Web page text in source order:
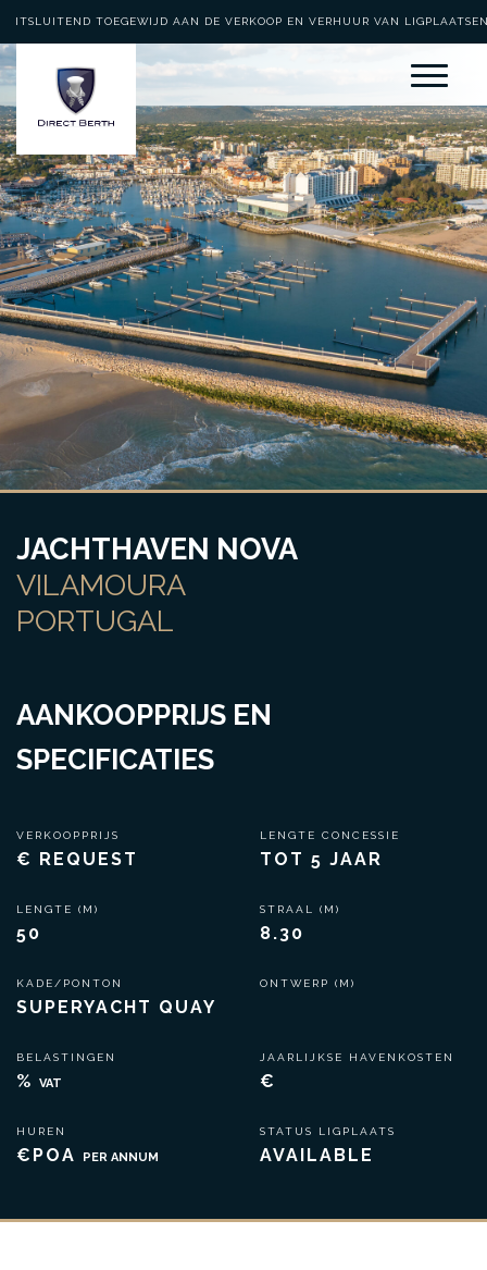
UITSLUITEND TOEGEWIJD AAN DE VERKOOP EN VERHUUR VAN
JACHTHAVEN NOVA
VILAMOURA
PORTUGAL
AANKOOPPRIJS EN
SPECIFICATIES
VERKOOPPRIJS
€ REQUEST
LENGTE (M)
50
KADE/PONTON
SUPERYACHT QUAY
BELASTINGEN
% VAT
HUREN
€POA PER ANNUM
LENGTE CONCESSIE
TOT 5 JAAR
STRAAL (M)
8.30
ONTWERP (M)
JAARLIJKSE HAVENKOSTEN
€
STATUS LIGPLAATS
AVAILABLE